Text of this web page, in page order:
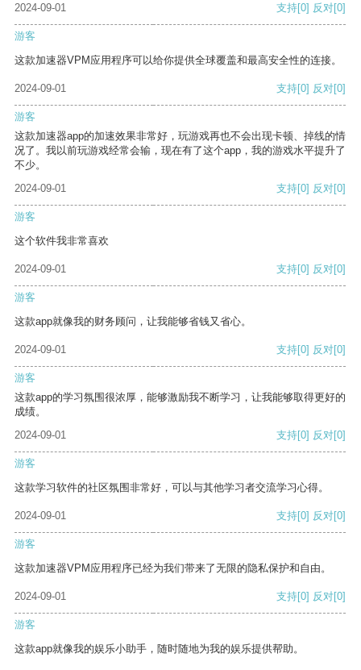
2024-09-01 支持[0] 反对[0]
游客
这款加速器VPM应用程序可以给你提供全球覆盖和最高安全性的连接。
2024-09-01 支持[0] 反对[0]
游客
这款加速器app的加速效果非常好，玩游戏再也不会出现卡顿、掉线的情
况了。我以前玩游戏经常会输，现在有了这个app，我的游戏水平提升了
不少。
2024-09-01
支持[0] 反对[0]
游客
这个软件我非常喜欢
2024-09-01 支持[0] 反对[0]
游客
这款app就像我的财务顾问，让我能够省钱又省心。
2024-09-01 支持[0] 反对[0]
游客
这款app的学习氛围很浓厚，能够激励我不断学习，让我能够取得更好的
成绩。
2024-09-01
支持[0] 反对[0]
游客
这款学习软件的社区氛围非常好，可以与其他学习者交流学习心得。
2024-09-01 支持[0] 反对[0]
游客
这款加速器VPM应用程序已经为我们带来了无限的隐私保护和自由。
2024-09-01 支持[0] 反对[0]
游客
这款app就像我的娱乐小助手，随时随地为我的娱乐提供帮助。